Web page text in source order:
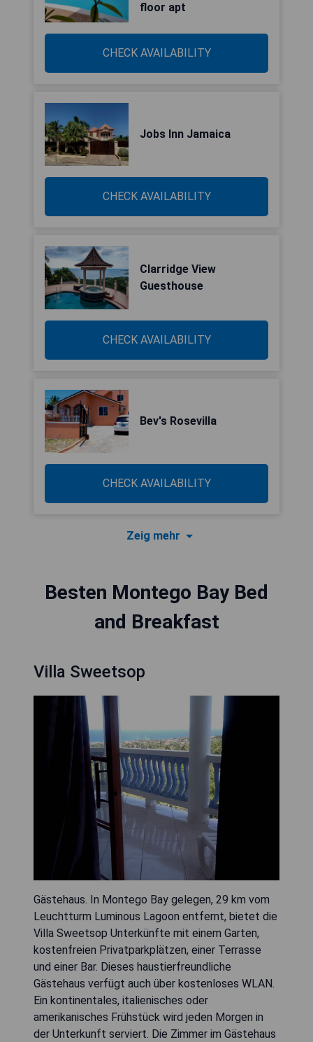
floor apt
CHECK AVAILABILITY
Jobs Inn Jamaica
CHECK AVAILABILITY
Clarridge View
Guesthouse
CHECK AVAILABILITY
Bev's Rosevilla
CHECK AVAILABILITY
Zeig mehr
Besten Montego Bay Bed
and Breakfast
Villa Sweetsop
Gästehaus. In Montego Bay gelegen, 29 km vom
Leuchtturm Luminous Lagoon entfernt, bietet die
Villa Sweetsop Unterkünfte mit einem Garten,
kostenfreien Privatparkplätzen, einer Terrasse
und einer Bar. Dieses haustierfreundliche
Gästehaus verfügt auch über kostenloses WLAN.
Ein kontinentales, italienisches oder
amerikanisches Frühstück wird jeden Morgen in
der Unterkunft serviert. Die Zimmer im Gästehaus